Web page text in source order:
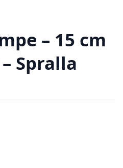
– 15 cm
Spralla